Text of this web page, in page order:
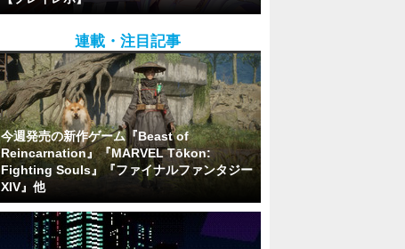
連載・注目記事
今週発売の新作ゲーム『Beast of
Reincarnation』『MARVEL Tōkon:
Fighting Souls』『ファイナルファンタジー
XIV』他